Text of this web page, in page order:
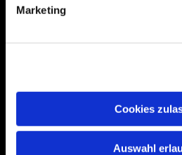
Marketing
Cookies
Auswahl
99089 Erfurt, Thüringen
Bitte akzeptieren Sie
um diese Karte
Accept